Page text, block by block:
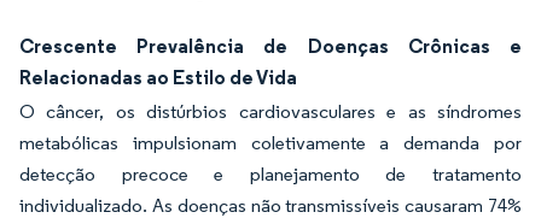
Crescente Prevalência de Doenças Crônicas e
Relacionadas ao Estilo de Vida
O câncer, os distúrbios cardiovasculares e as síndromes
metabólicas impulsionam coletivamente a demanda por
detecção precoce e planejamento de tratamento
individualizado. As doenças não transmissíveis causaram 74%